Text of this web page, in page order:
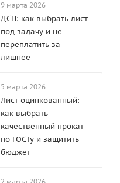
9 марта 2026
ДСП: как выбрать лист
под задачу и не
переплатить за
лишнее
5 марта 2026
Лист оцинкованный:
как выбрать
качественный прокат
по ГОСТу и защитить
бюджет